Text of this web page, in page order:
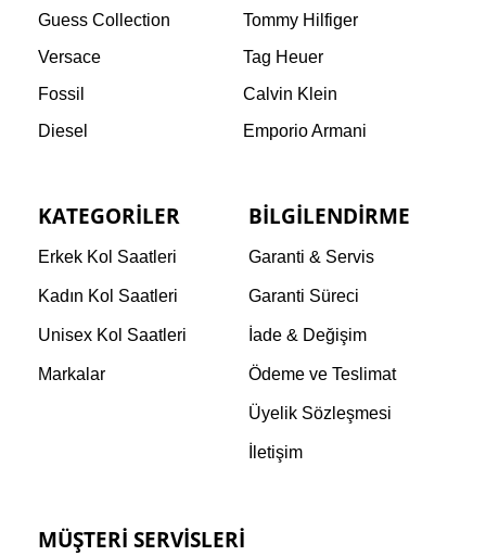
Guess Collection
Tommy Hilfiger
Versace
Tag Heuer
Fossil
Calvin Klein
Diesel
Emporio Armani
KATEGORILER
Erkek Kol Saatleri
Kadın Kol Saatleri
Unisex Kol Saatleri
Markalar
BILGILENDIRME
Garanti & Servis
Garanti Süreci
İade & Değişim
Ödeme ve Teslimat
Üyelik Sözleşmesi
İletişim
MÜŞTERI SERVISLERI